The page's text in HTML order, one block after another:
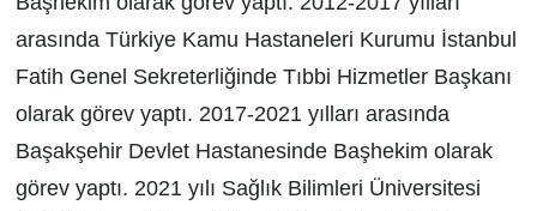
arasında Türkiye Kamu Hastaneleri Kurumu İstanbul
Fatih Genel Sekreterliğinde Tıbbi Hizmetler Başkanı
olarak görev yaptı. 2017-2021 yılları arasında
Başakşehir Devlet Hastanesinde Başhekim olarak
görev yaptı. 2021 yılı Sağlık Bilimleri Üniversitesi